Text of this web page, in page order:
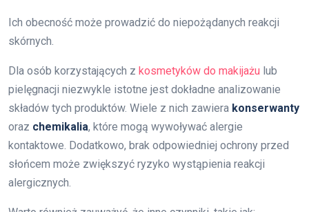
Ich obecność może prowadzić do niepożądanych reakcji
skórnych.
Dla osób korzystających z kosmetyków do makijażu lub
pielęgnacji niezwykle istotne jest dokładne analizowanie
składów tych produktów. Wiele z nich zawiera konserwanty
oraz chemikalia, które mogą wywoływać alergie
kontaktowe. Dodatkowo, brak odpowiedniej ochrony przed
słońcem może zwiększyć ryzyko wystąpienia reakcji
alergicznych.